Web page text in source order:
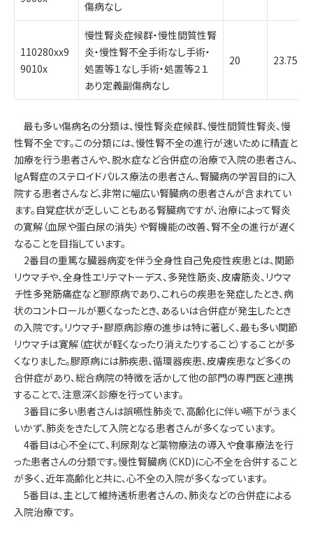
傷病なし
110280xx9
9010x
慢性腎炎症候群・慢性間質性腎
炎・慢性腎不全手術なし手術・
処置等１なし手術・処置等２１
あり定義副傷病なし
20 23.75
最も多い傷病名の分類は、慢性腎炎症候群、慢性間質性腎炎、慢
性腎不全です。この分類には、慢性腎不全の進行が速いために精査と
加療を行う患者さんや、脱水症など合併症の治療で入院の患者さん、
IgA腎症のステロイドパルス療法の患者さん、腎臓病の学習目的に入
院する患者さんなど、非常に幅広い腎臓病の患者さんが含まれてい
ます。自覚症状が乏しいこともある腎臓病ですが、治療によって腎炎
の寛解（血尿や蛋白尿の消失）や腎機能の改善、腎不全の進行が遅く
なることを目指しています。
2番目の重篤な臓器病変を伴う全身性自己免疫性疾患とは、関節
リウマチや、全身性エリテマトーデス、多発性筋炎、皮膚筋炎、リウマ
チ性多発筋痛症など膠原病であり、これらの疾患を発症したとき、病
状のコントロールが悪くなったとき、あるいは合併症が発生したとき
の入院です。リウマチ・膠原病診療の進歩は特に著しく、最も多い関節
リウマチは寛解（症状が軽くなったり消えたりすること）することが多
くなりました。膠原病には肺疾患、循環器疾患、皮膚疾患など多くの
合併症があり、総合病院の特徴を活かして他の部門の専門医と連携
することで、注意深く診療を行っています。
3番目に多い患者さんは誤嚥性肺炎で、高齢化に伴い嚥下がうまく
いかず、肺炎をきたして入院となる患者さんが多くなっています。
4番目は心不全にて、利尿剤など薬物療法の導入や食事療法を行
った患者さんの分類です。慢性腎臓病（CKD)に心不全を合併すること
が多く、近年高齢化と共に、心不全の入院が多くなっています。
5番目は、主として維持透析患者さんの、肺炎などの合併症による
入院治療です。